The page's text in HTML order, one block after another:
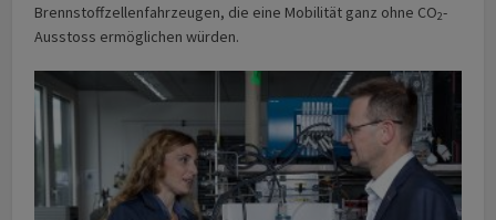
Brennstoffzellenfahrzeugen, die eine Mobilität ganz ohne CO2-
Ausstoss ermöglichen würden.